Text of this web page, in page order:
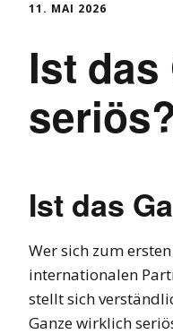
11. MAI 2026
Ist das
Ist das
Wer sich zum
internationalen
stellt sich
Ganze wirklich